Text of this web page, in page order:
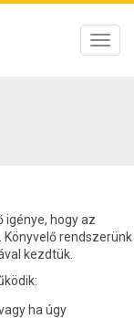
igénye, hogy az
rendszerünk
kezdtük.
ha úgy